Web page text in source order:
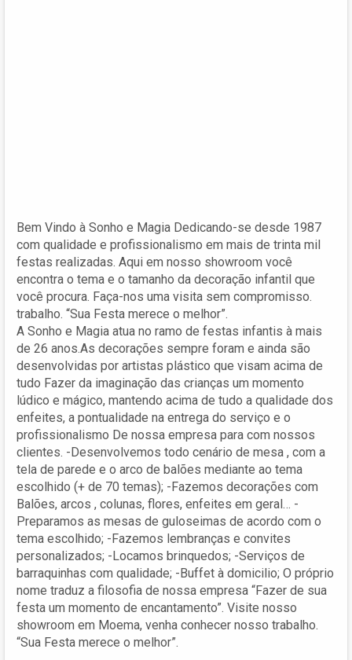
Bem Vindo à Sonho e Magia Dedicando-se desde 1987
com qualidade e profissionalismo em mais de trinta mil
festas realizadas. Aqui em nosso showroom você
encontra o tema e o tamanho da decoração infantil que
você procura. Faça-nos uma visita sem compromisso.
trabalho. “Sua Festa merece o melhor”.
A Sonho e Magia atua no ramo de festas infantis à mais
de 26 anos.As decorações sempre foram e ainda são
desenvolvidas por artistas plástico que visam acima de
tudo Fazer da imaginação das crianças um momento
lúdico e mágico, mantendo acima de tudo a qualidade dos
enfeites, a pontualidade na entrega do serviço e o
profissionalismo De nossa empresa para com nossos
clientes. -Desenvolvemos todo cenário de mesa , com a
tela de parede e o arco de balões mediante ao tema
escolhido (+ de 70 temas); -Fazemos decorações com
Balões, arcos , colunas, flores, enfeites em geral… -
Preparamos as mesas de guloseimas de acordo com o
tema escolhido; -Fazemos lembranças e convites
personalizados; -Locamos brinquedos; -Serviços de
barraquinhas com qualidade; -Buffet à domicilio; O próprio
nome traduz a filosofia de nossa empresa “Fazer de sua
festa um momento de encantamento”. Visite nosso
showroom em Moema, venha conhecer nosso trabalho.
“Sua Festa merece o melhor”.